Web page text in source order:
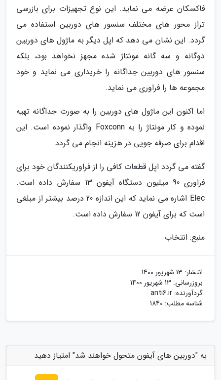
فاکسکان عرضه می نماید. این نوع تجهیزات برای بازرسی
تراز محور های مختلف سنسور های دوربین استفاده می
گردد. این نشان می دهد که اپل دیگر به ماژول های دوربین
دوگانه و سه گانه مونتاژ شده مجهز نخواهد بود، بلکه
سنسور های دوربین جداگانه را خریداری می نماید و خود
مجموعه ها را فراوری می نماید.
اما اکنون این ماژول های دوربین را به صورت جداگانه تهیه
نموده و کار مونتاژ را به Foxconn واگذار نموده است. این
اقدام برای صرفه جویی در هزینه انجام می گردد.
گفته می گردد اپل قطعات کافی را از فراوریکنندگان خود برای
فراوری 90 میلیون دستگاه آیفون 13 سفارش داده است.
Elec اشاره می نماید که این اندازه 20 درصد بیشتر از مبلغی
است که برای آیفون 12 سفارش داده است.
منبع: انتخاب
انتشار: 13 شهریور 1400
بروزرسانی: 13 شهریور 1400
گردآورنده: anti6.ir
شناسه مطلب: 1840
به "دوربین های آیفون متحول خواهند شد" امتیاز دهید